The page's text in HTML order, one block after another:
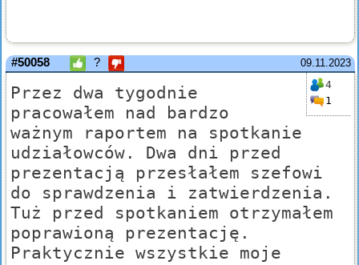
09.11.2023
#50058 ?
4
1
Przez dwa tygodnie
pracowałem nad bardzo
ważnym raportem na spotkanie
udziałowców. Dwa dni przed
prezentacją przesłałem szefowi
do sprawdzenia i zatwierdzenia.
Tuż przed spotkaniem otrzymałem
poprawioną prezentację.
Praktycznie wszystkie moje